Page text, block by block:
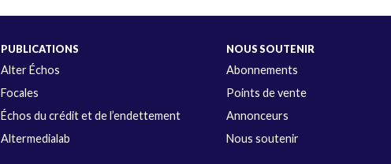
PUBLICATIONS
Alter Échos
Focales
Échos du crédit et de l’endettement
Altermedialab
NOUS SOUTENIR
Abonnements
Points de vente
Annonceurs
Nous soutenir